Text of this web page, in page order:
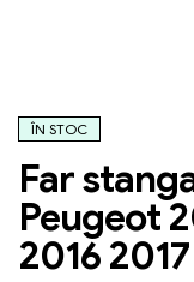
ÎN STOC
Far
Peugeot
2016